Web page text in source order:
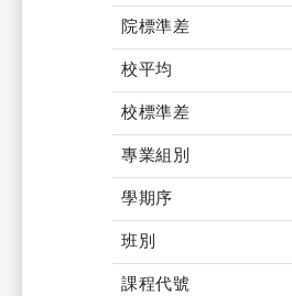
院標準差
校平均
校標準差
專業組別
學期序
班別
課程代號